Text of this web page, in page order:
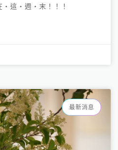
這・週・末！！！
最新消息